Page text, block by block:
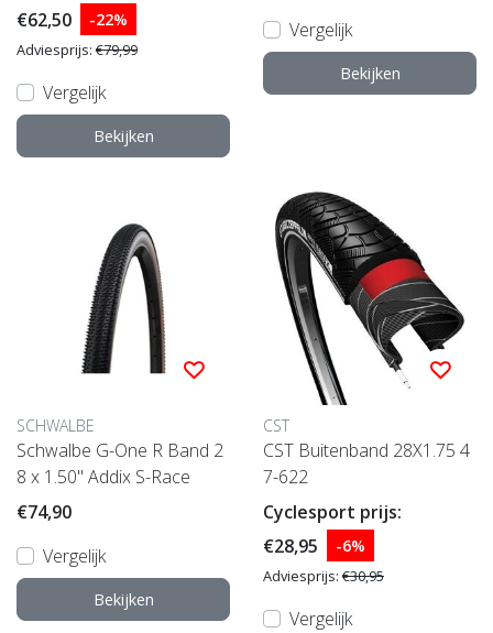
€62,50
-22%
Adviesprijs: €79,99
Vergelijk
Bekijken
Vergelijk
Bekijken
SCHWALBE
Schwalbe G-One R Band 2
8 x 1.50" Addix S-Race
€74,90
Vergelijk
Bekijken
CST
CST Buitenband 28X1.75 4
7-622
Cyclesport prijs:
€28,95
-6%
Adviesprijs: €30,95
Vergelijk